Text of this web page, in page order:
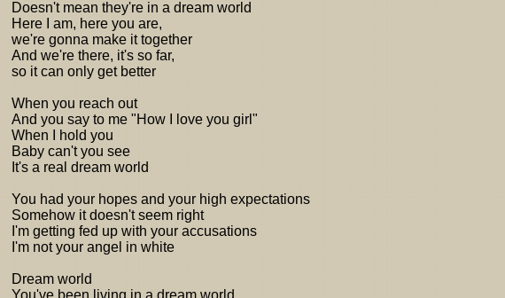
Doesn't mean they're in a dream world
Here I am, here you are,
we're gonna make it together
And we're there, it's so far,
so it can only get better
When you reach out
And you say to me "How I love you girl"
When I hold you
Baby can't you see
It's a real dream world
You had your hopes and your high expectations
Somehow it doesn't seem right
I'm getting fed up with your accusations
I'm not your angel in white
Dream world
You've been living in a dream world